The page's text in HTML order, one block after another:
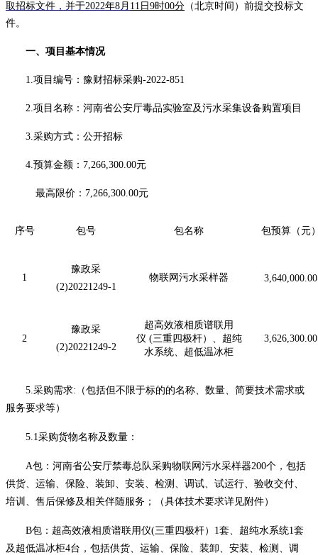
取招标文件，并于2022年8月 11 日 9时00分 （北京时间）前提交投标文
件。
一、项目基本情况
1.项目编号：豫财招标采购-2022-851
2.项目名称：河南省公安厅毒品实验室及污水采集设备购置项目
3.采购方式：公开招标
4.预算金额： 7,266,300.00元
最高限价： 7,266,300.00元
序号 包号 包名称 包预算（元
1
豫政采
(2)20221249-1
物联网污水采样器 3,640,000.00
2
豫政采
(2)20221249-2
超高效液相质谱联用
仪 (三重四极杆）、 超纯
水系统、超低温冰柜
3,626,300.00
5.采购需求: （包括但不限于标的的名称、数量、简要技术需求或
服务要求等）
5.1采购货物名称及数量：
A包： 河南省公安厅禁毒总队采购物联网污水采样器200个，包括
供货、运输、保险、装卸、安装、检测、调试、试运行、验收交付、
培训、 售后保修及相关伴随服务；（具体技术要求详见附件）
B包： 超高效液相质谱联用仪(三重四极杆） 1套、超纯水系统1套
及 超低温冰柜4台，包括供货、运输、保险、装卸、安装、检测、调